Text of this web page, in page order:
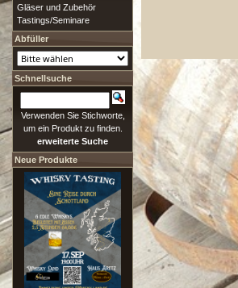
Gläser und Zubehör
Tastings/Seminare
Abfüller
Schnellsuche
Verwenden Sie Stichworte,
um ein Produkt zu finden.
erweiterte Suche
Neue Produkte